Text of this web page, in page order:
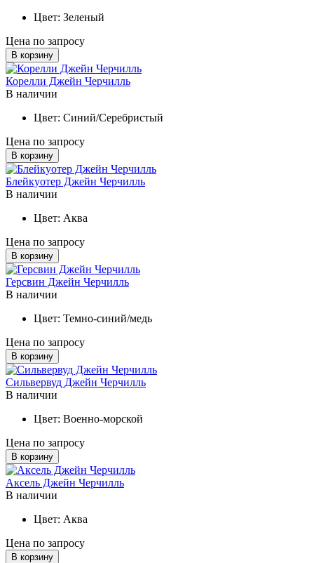
Цвет: Зеленый
Цена по запросу
В корзину
Корелли Джейн Черчилль
В наличии
Цвет: Синий/Серебристый
Цена по запросу
В корзину
Блейкуотер Джейн Черчилль
В наличии
Цвет: Аква
Цена по запросу
В корзину
Герсвин Джейн Черчилль
В наличии
Цвет: Темно-синий/медь
Цена по запросу
В корзину
Сильвервуд Джейн Черчилль
В наличии
Цвет: Военно-морской
Цена по запросу
В корзину
Аксель Джейн Черчилль
В наличии
Цвет: Аква
Цена по запросу
В корзину